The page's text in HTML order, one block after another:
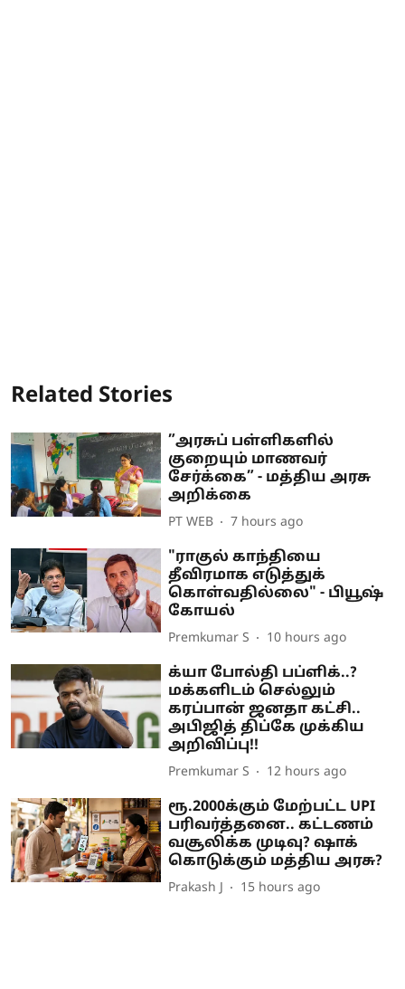
Related Stories
”அரசுப் பள்ளிகளில்
குறையும் மாணவர்
சேர்க்கை” - மத்திய அரசு
அறிக்கை
PT WEB 7 hours ago
"ராகுல் காந்தியை
தீவிரமாக எடுத்துக்
கொள்வதில்லை" - பியூஷ்
கோயல்
Premkumar S 10 hours ago
க்யா போல்தி பப்ளிக்..?
மக்களிடம் செல்லும்
கரப்பான் ஜனதா கட்சி..
அபிஜித் திப்கே முக்கிய
அறிவிப்பு!!
Premkumar S 12 hours ago
ரூ.2000க்கும் மேற்பட்ட UPI
பரிவர்த்தனை.. கட்டணம்
வசூலிக்க முடிவு? ஷாக்
கொடுக்கும் மத்திய அரசு?
Prakash J 15 hours ago